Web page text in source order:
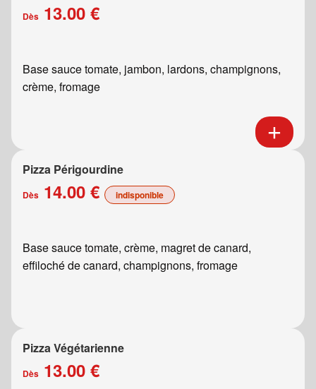
Dès 13.00 €
Base sauce tomate, jambon, lardons, champignons,
crème, fromage
Pizza Périgourdine
Dès 14.00 € indisponible
Base sauce tomate, crème, magret de canard,
effiloché de canard, champignons, fromage
Pizza Végétarienne
Dès 13.00 €